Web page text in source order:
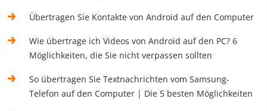
Übertragen Sie Kontakte von Android auf den Computer
Wie übertrage ich Videos von Android auf den PC? 6
Möglichkeiten, die Sie nicht verpassen sollten
So übertragen Sie Textnachrichten vom Samsung-
Telefon auf den Computer | Die 5 besten Möglichkeiten